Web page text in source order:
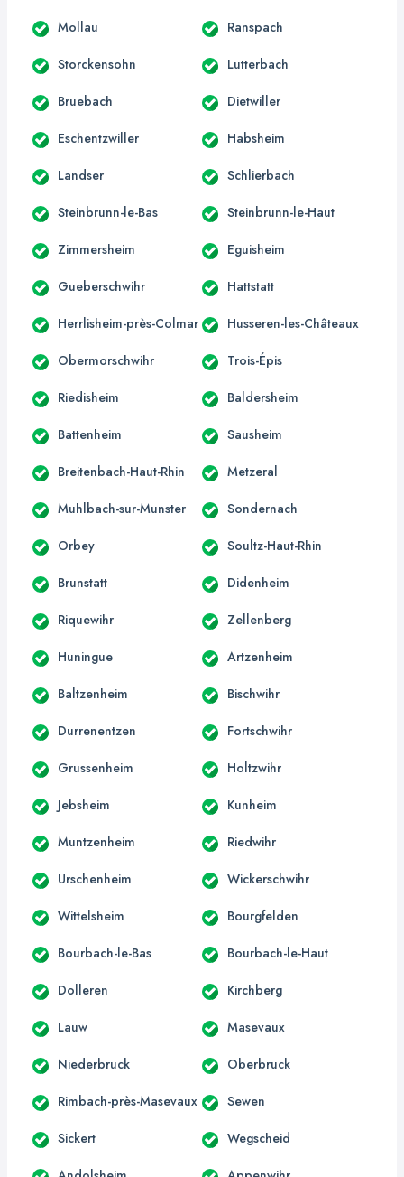
Mollau Ranspach
Storckensohn Lutterbach
Bruebach Dietwiller
Eschentzwiller Habsheim
Landser Schlierbach
Steinbrunn-le-Bas Steinbrunn-le-Haut
Zimmersheim Eguisheim
Gueberschwihr Hattstatt
Herrlisheim-près-Colmar Husseren-les-Châteaux
Obermorschwihr Trois-Épis
Riedisheim Baldersheim
Battenheim Sausheim
Breitenbach-Haut-Rhin Metzeral
Muhlbach-sur-Munster Sondernach
Orbey Soultz-Haut-Rhin
Brunstatt Didenheim
Riquewihr Zellenberg
Huningue Artzenheim
Baltzenheim Bischwihr
Durrenentzen Fortschwihr
Grussenheim Holtzwihr
Jebsheim Kunheim
Muntzenheim Riedwihr
Urschenheim Wickerschwihr
Wittelsheim Bourgfelden
Bourbach-le-Bas Bourbach-le-Haut
Dolleren Kirchberg
Lauw Masevaux
Niederbruck Oberbruck
Rimbach-près-Masevaux Sewen
Sickert Wegscheid